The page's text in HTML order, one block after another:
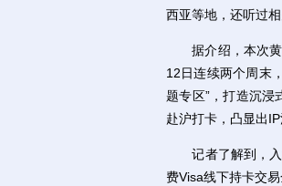
西亚等地，还听过
据介绍，本次黄
12日连续两个周末
题专区”，打造沉浸
赴沪打卡，凸显出IP
记者了解到，入
费Visa线下持卡交